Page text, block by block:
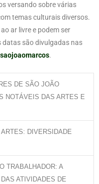
versando sobre várias
temas culturais diversos.
ar livre e podem ser
datas são divulgadas nas
.
DE SÃO JOÃO
NOTÁVEIS DAS ARTES E
DIVERSIDADE
TRABALHADOR: A
ATIVIDADES DE